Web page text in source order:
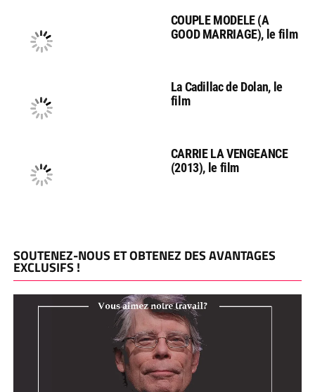
COUPLE MODELE (A
GOOD MARRIAGE), le film
La Cadillac de Dolan, le
film
CARRIE LA VENGEANCE
(2013), le film
SOUTENEZ-NOUS ET OBTENEZ DES AVANTAGES
EXCLUSIFS !